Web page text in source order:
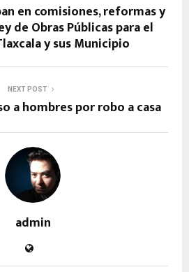
en comisiones, reformas y
de Obras Públicas para el
y sus Municipio
NEXT POST
a hombres por robo a casa
admin